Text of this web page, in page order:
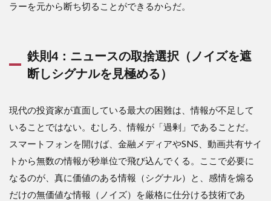
ラーを元から断ち切ることができるからだ。
鉄則4：ニュースの取捨選択（ノイズを遮
断しシグナルを見極める）
現代の投資家が直面している最大の困難は、情報が不足して
いることではない。むしろ、情報が「過剰」であることだ。
スマートフォンを開けば、金融メディアやSNS、動画共有サイ
トから無数の情報が秒単位で飛び込んでくる。ここで必要に
なるのが、真に価値のある情報（シグナル）と、感情を煽る
だけの無価値な情報（ノイズ）を厳格に仕分ける技術であ